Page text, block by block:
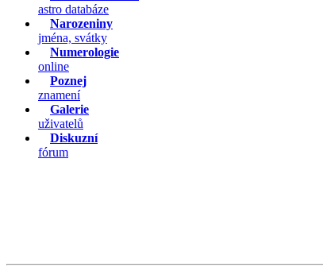
astro databáze
Narozeniny
jména, svátky
Numerologie
online
Poznej
znamení
Galerie
uživatelů
Diskuzní
fórum